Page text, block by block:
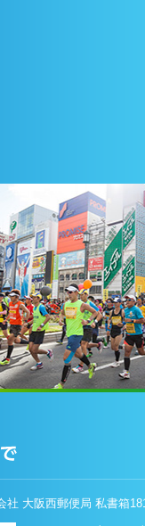
社 大阪西郵便局 私書箱